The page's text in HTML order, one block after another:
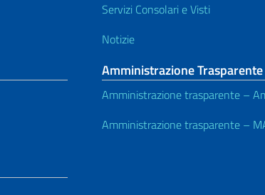
Servizi Consolari e Visti
Notizie
Amministrazione Trasparente
Amministrazione trasparente –
Amministrazione trasparente –